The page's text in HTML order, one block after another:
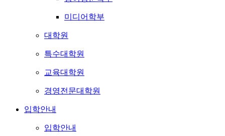
미디어학부
대학원
특수대학원
교육대학원
경영전문대학원
입학안내
입학안내